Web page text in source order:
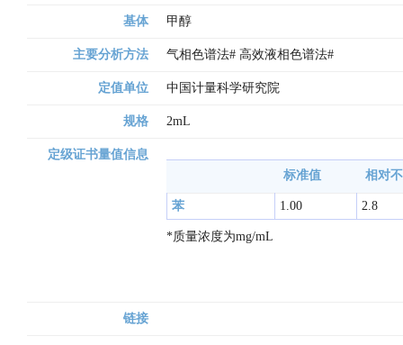
基体 甲醇
主要分析方法 气相色谱法# 高效液相色谱法#
定值单位 中国计量科学研究院
规格 2mL
定级证书量值信息
标准值
相对
苯 1.00 2.8
*质量浓度为mg/mL
链接